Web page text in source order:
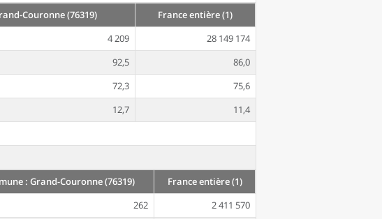
Couronne (76319)
France entière (1)
4 209
28 149 174
92,5
86,0
72,3
75,6
12,7
11,4
: Grand-Couronne (76319)
France entière (1)
262
2 411 570